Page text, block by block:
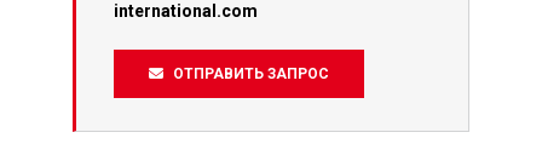
international.com
ОТПРАВИТЬ ЗАПРОС